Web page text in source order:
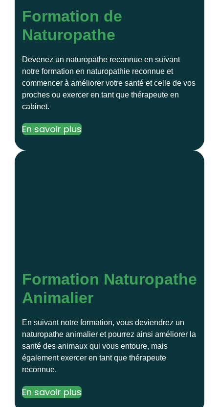
Formation de
Naturopathe
Devenez un naturopathe reconnue en suivant
notre formation en naturopathie reconnue et
commencer à améliorer votre santé et celle de vos
proches ou exercer en tant que thérapeute en
cabinet.
En savoir plus
Formation Naturopathe
Animalier
En suivant notre formation, vous deviendrez un
naturopathe animalier et pourrez ainsi améliorer la
santé des animaux qui vous entoure, mais
également exercer en tant que thérapeute
reconnue.
En savoir plus